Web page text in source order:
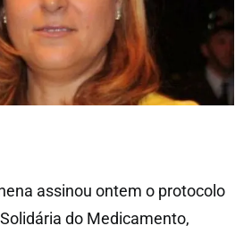
assinou ontem o protocolo
do Medicamento,